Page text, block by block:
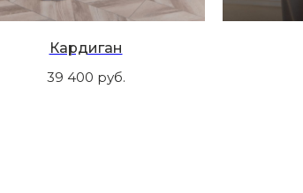
Кардиган
39 400 руб.